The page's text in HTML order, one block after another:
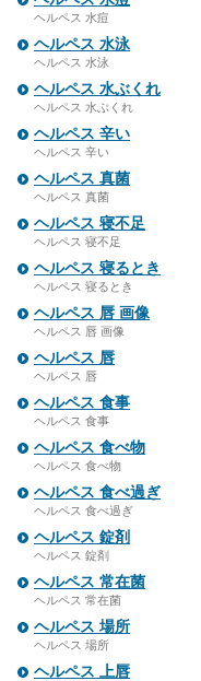
ヘルペス 水痘
ヘルペス 水泳
ヘルペス 水泳
ヘルペス 水ぶくれ
ヘルペス 水ぶくれ
ヘルペス 辛い
ヘルペス 辛い
ヘルペス 真菌
ヘルペス 真菌
ヘルペス 寝不足
ヘルペス 寝不足
ヘルペス 寝るとき
ヘルペス 寝るとき
ヘルペス 唇 画像
ヘルペス 唇 画像
ヘルペス 唇
ヘルペス 唇
ヘルペス 食事
ヘルペス 食事
ヘルペス 食べ物
ヘルペス 食べ物
ヘルペス 食べ過ぎ
ヘルペス 食べ過ぎ
ヘルペス 錠剤
ヘルペス 錠剤
ヘルペス 常在菌
ヘルペス 常在菌
ヘルペス 場所
ヘルペス 場所
ヘルペス 上唇